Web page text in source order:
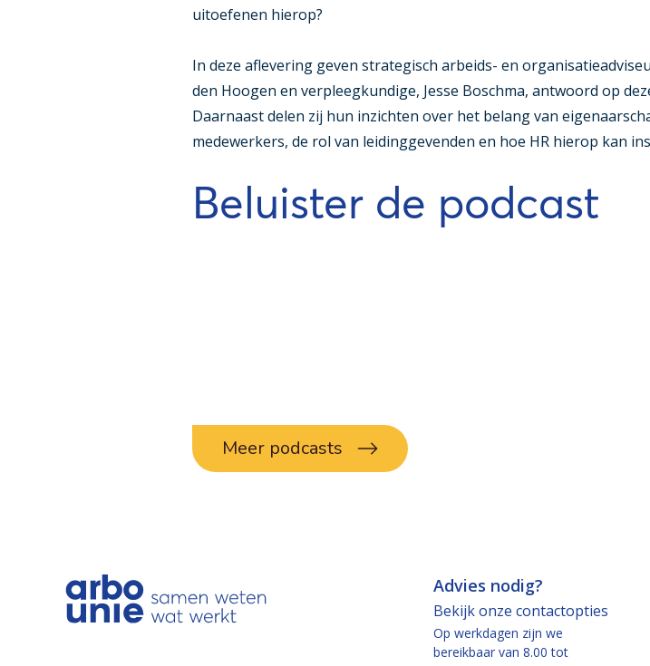
uitoefenen hierop?
In deze aflevering geven strategisch arbeids- en
den Hoogen en verpleegkundige, Jesse Boschma, antwoord op
Daarnaast delen zij hun inzichten over het belang van
medewerkers, de rol van leidinggevenden en hoe HR hierop kan
Beluister de podcast
Meer podcasts
Advies nodig?
Bekijk onze contactopties
Op werkdagen zijn we
bereikbaar van 8.00 tot